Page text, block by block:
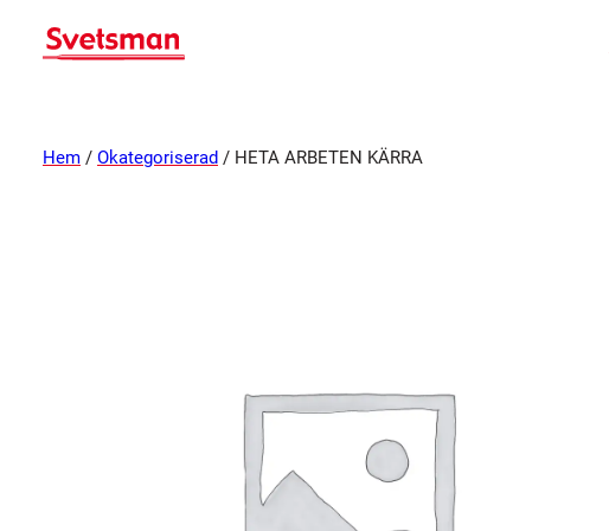
Hem / Okategoriserad / HETA ARBETEN KÄRRA